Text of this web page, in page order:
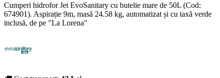
Cumperi hidrofor Jet EvoSanitary cu butelie mare de 50L (Cod:
674901). Aspirație 9m, masă 24.58 kg, automatizat și cu taxă verde
inclusă, de pe "La Lorena"